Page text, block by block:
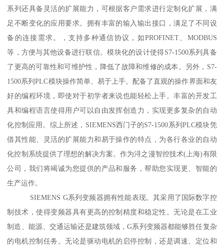
系列还具备灵活的扩展能力，可根据客户需求进行定制化扩展，满
足不断变化的应用要求。拥有丰富的输入输出接口，满足了不同设
备的连接需求。，支持多种通信协议，如PROFINET、MODBUS
等，方便与其他设备进行联信。模块化的设计使得S7-1500系列具备
了更高的可靠性和可维护性，降低了故障和维修的成本。另外，S7-
1500系列PLC模块操作简单、易于上手。配备了直观的操作界面和友
好的编程环境，即使对于初学者来说也能轻松上手。丰富的开发工
具和编程语言使得用户可以自由发挥创造力，实现更多复杂的自动
化控制应用。综上所述，SIEMENS西门子的S7-1500系列PLC模块凭
借其性能、灵活的扩展能力和易于操作的特点，为各行各业的自动
化控制系统提供了理想的解决方案。作为浔之漫智控技术(上海)有限
公司，我们将竭诚为您提供的产品和服务，帮助您实现更、智能的
生产运作。
SIEMENS G系列变频器拥有性能表现。其采用了国际数字控
制技术，使得变频器具有更高的控制精度和稳定性。无论是在工业
制造、能源、交通运输还是建筑领域，G系列变频器都能够胜任复杂
的电机控制任务。无论是驱动电机的启停控制，还是调速、定位和